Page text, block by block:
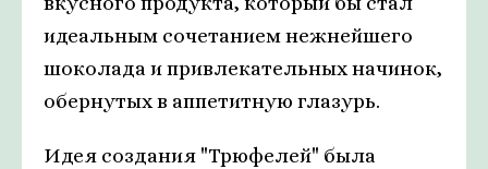
идеальным сочетанием нежнейшего
шоколада и привлекательных начинок,
обернутых в аппетитную глазурь.
Идея создания "Трюфелей" была